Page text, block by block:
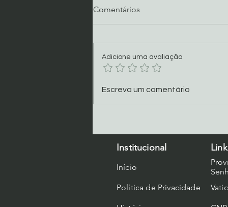
Comentários
Adicione uma avaliação
Escreva um comentário
Institucional
Início
Política de Privacidade